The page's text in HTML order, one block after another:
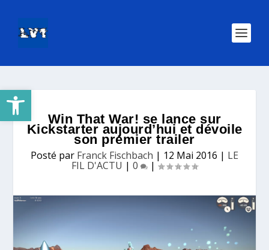
Ouvrir la barre d’outils
Win That War! se lance sur
Kickstarter aujourd’hui et dévoile
son premier trailer
Posté par Franck Fischbach | 12 Mai 2016 | LE
FIL D'ACTU | 0 |